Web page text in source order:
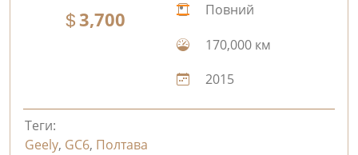
3,700
Повний
170,000 км
2015
Теги:
Geely, GC6, Полтава